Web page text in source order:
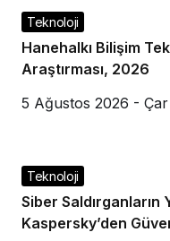
Teknoloji
Hanehalkı Bilişim
Araştırması, 2026
5 Ağustos 2026 - Çar
Teknoloji
Siber
Kaspersky’den